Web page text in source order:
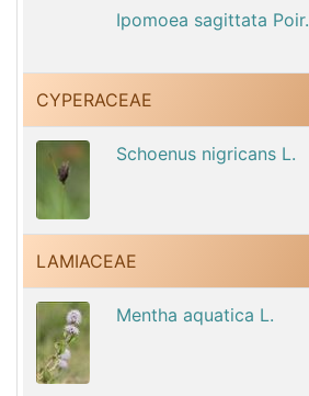
Ipomoea sagittata Poir.
CYPERACEAE
Schoenus nigricans L.
LAMIACEAE
Mentha aquatica L.